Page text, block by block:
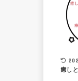
癒し